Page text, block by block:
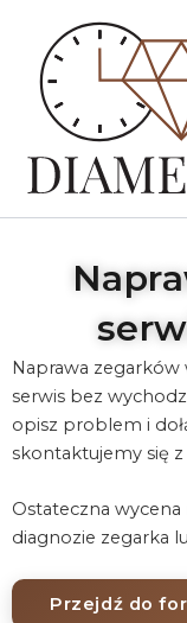
treści
Naprawa
serwis bez
opisz problem i
skontaktujemy się
Ostateczna
diagnozie zegarka
Przejdź do